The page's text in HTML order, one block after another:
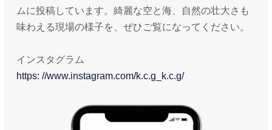
ムに投稿しています。綺麗な空と海、自然の壮大さも
味わえる現場の様子を、ぜひご覧になってください。
インスタグラム
https: //www.instagram.com/k.c.g_k.c.g/